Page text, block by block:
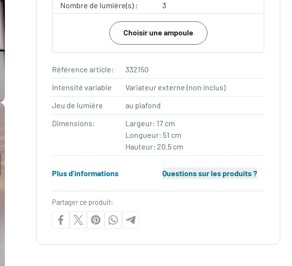
Nombre de lumière(s) :
3
Choisir une ampoule
Référence article:
332150
Intensité variable
Variateur externe (non inclus)
Jeu de lumière
au plafond
Dimensions:
Largeur: 17 cm
Longueur: 51 cm
Hauteur: 20.5 cm
Plus d'informations Questions sur les produits ?
Partager ce produit: